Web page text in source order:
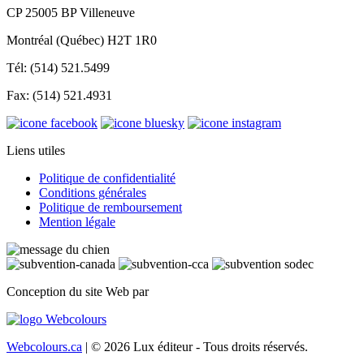
CP 25005 BP Villeneuve
Montréal (Québec) H2T 1R0
Tél: (514) 521.5499
Fax: (514) 521.4931
Liens utiles
Politique de confidentialité
Conditions générales
Politique de remboursement
Mention légale
Conception du site Web par
Webcolours.ca | © 2026 Lux éditeur - Tous droits réservés.